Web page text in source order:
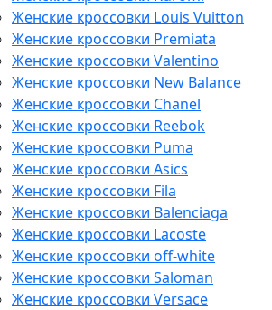
Женские кроссовки Louis Vuitton
Женские кроссовки Premiata
Женские кроссовки Valentino
Женские кроссовки New Balance
Женские кроссовки Chanel
Женские кроссовки Reebok
Женские кроссовки Puma
Женские кроссовки Asics
Женские кроссовки Fila
Женские кроссовки Balenciaga
Женские кроссовки Lacoste
Женские кроссовки off-white
Женские кроссовки Saloman
Женские кроссовки Versace